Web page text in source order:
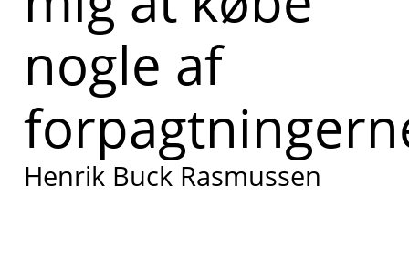
nogle af
Henrik Buck Rasmussen